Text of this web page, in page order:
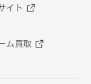
イト
ム買取